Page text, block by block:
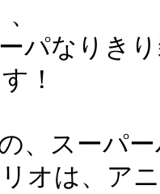
ーパなりき
！
、スーパ
オは、ア